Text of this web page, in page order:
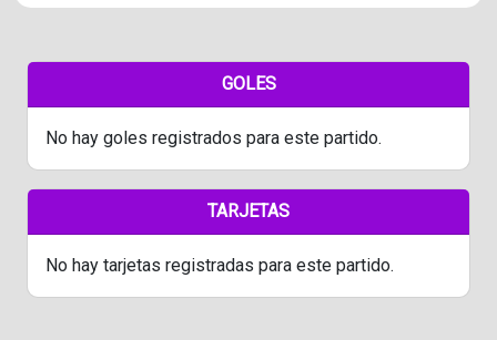
GOLES
No hay goles registrados para este partido.
TARJETAS
No hay tarjetas registradas para este partido.